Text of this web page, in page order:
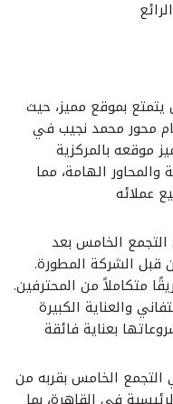
بموقع مميز، حيث
محور محمد نجيب في
موقعه بالمركزية
الهامة، مما
عملائه
التجمع الخامس بعد
قبل الشركة المطورة.
متكاملاً من المحترفين.
والعناية الكبيرة
بعناية فائقة
التجمع الخامس بقربه من